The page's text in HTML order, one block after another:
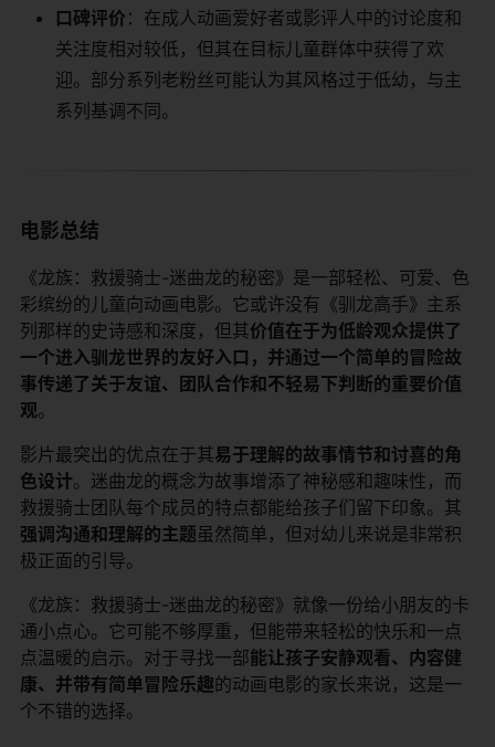
​口碑评价​ ​：在成人动画爱好者或影评人中的讨论度和
关注度相对较低，但其在目标儿童群体中获得了欢
迎。部分系列老粉丝可能认为其风格过于低幼，与主
系列基调不同。
电影总结
《龙族：救援骑士-迷曲龙的秘密》是一部轻松、可爱、色
彩缤纷的儿童向动画电影。它或许没有《驯龙高手》主系
列那样的史诗感和深度，但其​​价值在于为低龄观众提供了
一个进入驯龙世界的友好入口，并通过一个简单的冒险故
事传递了关于友谊、团队合作和不轻易下判断的重要价值
观​​。
影片最突出的优点在于其​​易于理解的故事情节和讨喜的角
色设计​​。迷曲龙的概念为故事增添了神秘感和趣味性，而
救援骑士团队每个成员的特点都能给孩子们留下印象。其​
强调沟通和理解的主题​​虽然简单，但对幼儿来说是非常积
极正面的引导。
《龙族：救援骑士-迷曲龙的秘密》就像一份给小朋友的卡
通小点心。它可能不够厚重，但能带来轻松的快乐和一点
点温暖的启示。对于寻找一部​​能让孩子安静观看、内容健
康、并带有简单冒险乐趣​​的动画电影的家长来说，这是一
个不错的选择。